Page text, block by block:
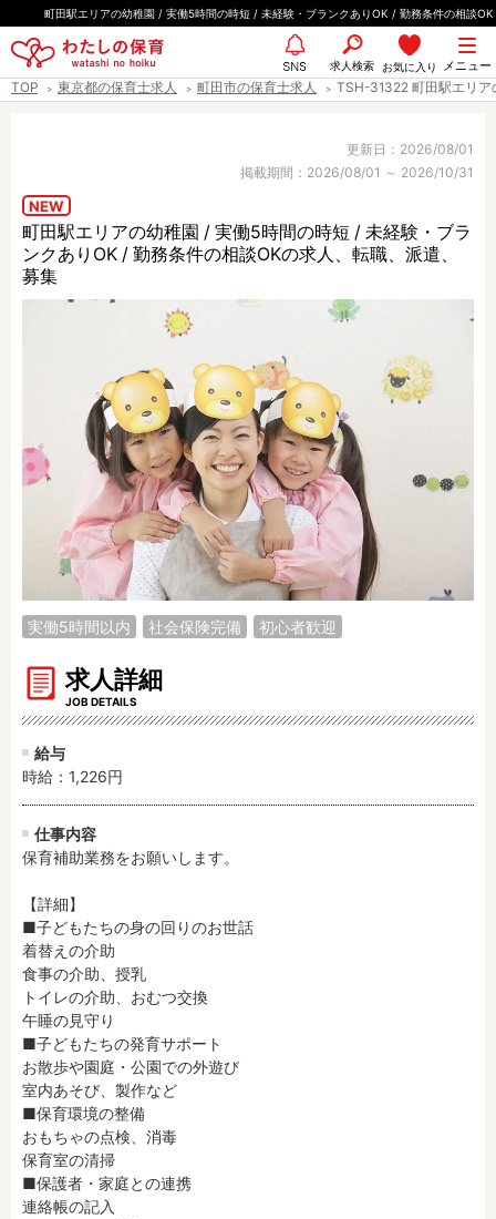
ー
の
町田駅エリアの幼稚園 / 実働5時間の時短 / 未経験・ブランクありOK / 勤務条件の相談OK
メニュー
お気に入り
求人検索
SNS
TOP 東京都の保育士求人 町田市の保育士求人 TSH-31322 町田駅エリア
更新日：2026/08/01
掲載期間：2026/08/01 ～ 2026/10/31
NEW
町田駅エリアの幼稚園 / 実働5時間の時短 / 未経験・ブラ
ンクありOK / 勤務条件の相談OKの求人、転職、派遣、
募集
実働5時間以内 社会保険完備 初心者歓迎
求人詳細
JOB DETAILS
給与
時給：1,226円
仕事内容
保育補助業務をお願いします。
【詳細】
■子どもたちの身の回りのお世話
着替えの介助
食事の介助、授乳
トイレの介助、おむつ交換
午睡の見守り
■子どもたちの発育サポート
お散歩や園庭・公園での外遊び
室内あそび、製作など
■保育環境の整備
おもちゃの点検、消毒
保育室の清掃
■保護者・家庭との連携
連絡帳の記入
都道府県
雇用形態
保育教諭
保育補助
幼稚園教諭
放課後児童支援員
学童スタッフ
栄養士
調理師
調理補助
看護師
保育事務
その他
施設形態
公立保育園
私立認可保育園
認定こども園
小規模認可保育園
学童保育施設
子育て支援センター
児童発達支援事業所
放課後等デイサービ
ス
特徴
時間固定
残業3時間以内
13時までのお仕事
13時以降スタート
実働5時間以内
土日祝のお仕事
時給1600円～
社会保険完備